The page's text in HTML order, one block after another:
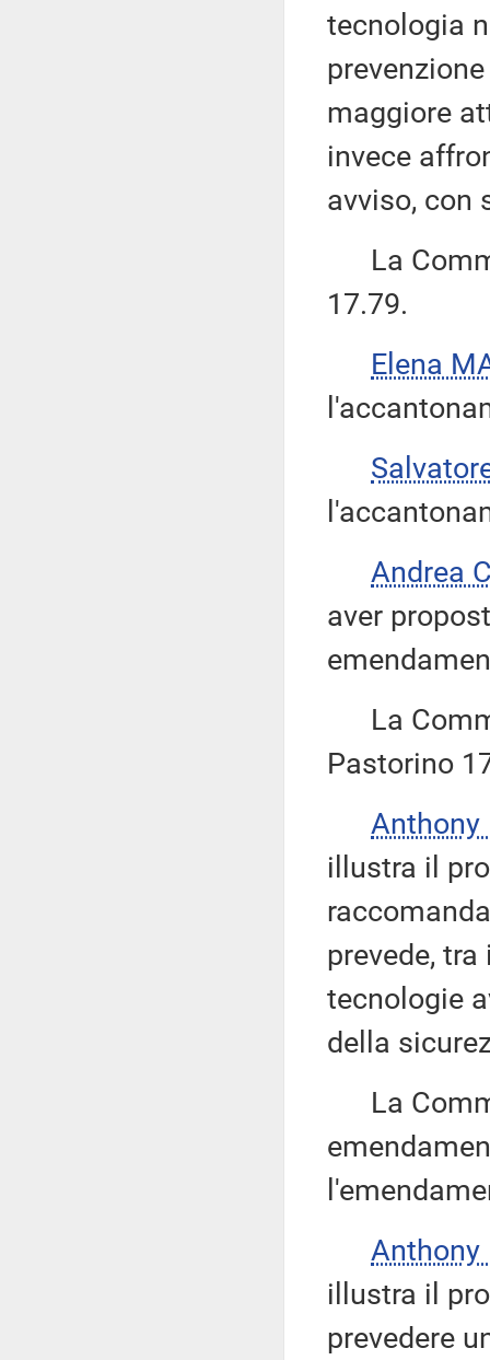
tecnologia
maggiore
invece
avviso, con
La
17.79.
Elena
Andrea
aver
La
Pastorino
Anthony
illustra il
prevede,
tecnologie
della
La
Anthony
illustra il
prevedere